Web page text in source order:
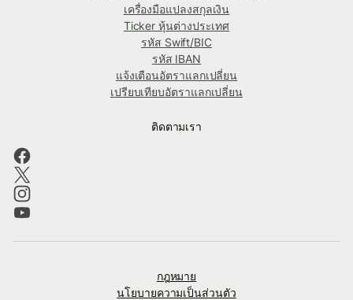
เครื่องมือแปลงสกุลเงิน
Ticker หุ้นต่างประเทศ
รหัส Swift/BIC
รหัส IBAN
แจ้งเตือนอัตราแลกเปลี่ยน
เปรียบเทียบอัตราแลกเปลี่ยน
ติดตามเรา
กฎหมาย
นโยบายความเป็นส่วนตัว